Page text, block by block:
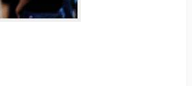
对图片进行设计处理时用的最多最广泛的应该就是